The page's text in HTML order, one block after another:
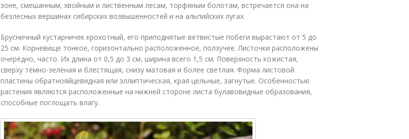
зоне, смешанным, хвойным и лиственным лесам, торфяным болотам, встречается она на
безлесных вершинах сибирских возвышенностей и на альпийских лугах.
Брусничный кустарничек крохотный, его приподнятые ветвистые побеги вырастают от 5 до
25 см. Корневище тонкое, горизонтально расположенное, ползучее. Листочки расположены
очерёдно, часто. Их длина от 0,5 до 3 см, ширина всего 1,5 см. Поверхность кожистая,
сверху тёмно-зелёная и блестящая, снизу матовая и более светлая. Форма листовой
пластины обратнояйцевидная или эллиптическая, края цельные, загнутые. Особенностью
растения являются расположенные на нижней стороне листа булавовидные образования,
способные поглощать влагу.